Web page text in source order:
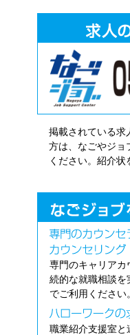
掲載されている求
方は、なごやジョ
ください。紹介状
専門のキャリアカ
続的な就職相談を
でご利用ください。
職業紹介支援室と